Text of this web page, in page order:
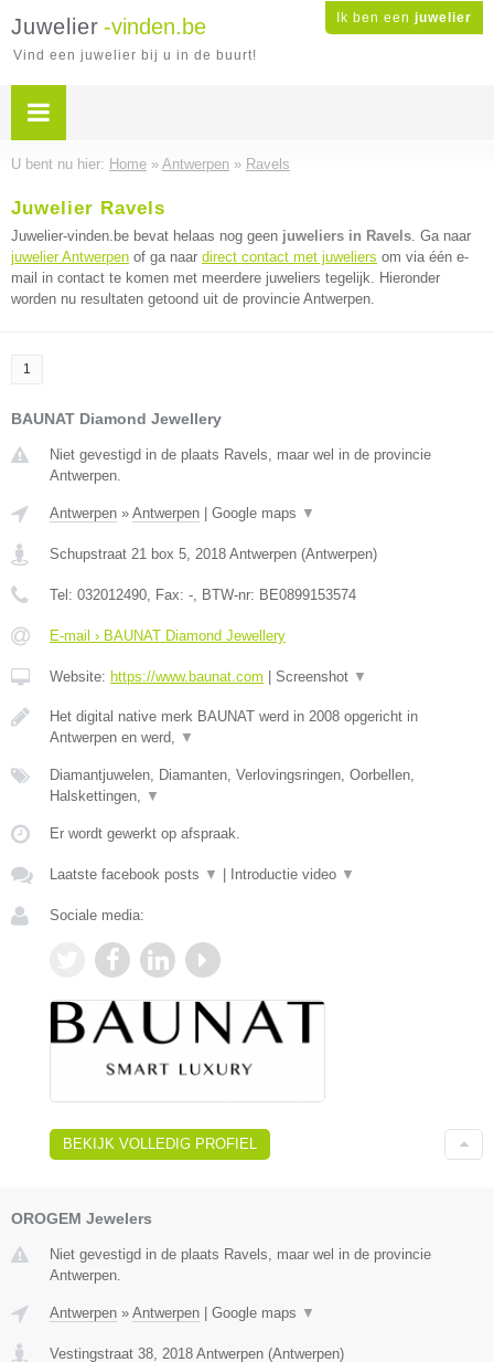
Ik ben een juwelier
Juwelier -vinden.be
Vind een juwelier bij u in de buurt!
U bent nu hier: Home » Antwerpen » Ravels
Juwelier Ravels
Juwelier-vinden.be bevat helaas nog geen juweliers in Ravels. Ga naar
juwelier Antwerpen of ga naar direct contact met juweliers om via één e-
mail in contact te komen met meerdere juweliers tegelijk. Hieronder
worden nu resultaten getoond uit de provincie Antwerpen.
1
BAUNAT Diamond Jewellery
Niet gevestigd in de plaats Ravels, maar wel in de provincie
Antwerpen.
Antwerpen » Antwerpen Google maps ▼
Schupstraat 21 box 5, 2018 Antwerpen (Antwerpen)
Tel: 032012490, Fax: -, BTW-nr: BE0899153574
E-mail › BAUNAT Diamond Jewellery
Website: https://www.baunat.com Screenshot ▼
Het digital native merk BAUNAT werd in 2008 opgericht in
Antwerpen en werd, ▼
Diamantjuwelen, Diamanten, Verlovingsringen, Oorbellen,
Halskettingen, ▼
Er wordt gewerkt op afspraak.
Laatste facebook posts ▼ Introductie video ▼
Sociale media:
BEKIJK VOLLEDIG PROFIEL
OROGEM Jewelers
Niet gevestigd in de plaats Ravels, maar wel in de provincie
Antwerpen.
Antwerpen » Antwerpen Google maps ▼
Vestingstraat 38, 2018 Antwerpen (Antwerpen)